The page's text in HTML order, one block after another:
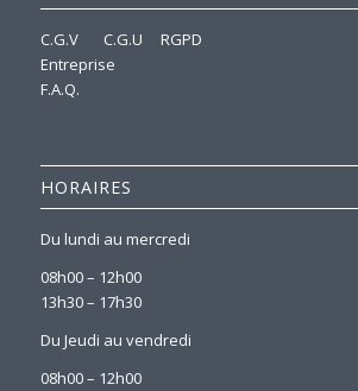
C.G.V C.G.U
RGPD
Entreprise
F.A.Q.
HORAIRES
Du lundi au mercredi
08h00 – 12h00
13h30 – 17h30
Du Jeudi au vendredi
08h00 – 12h00